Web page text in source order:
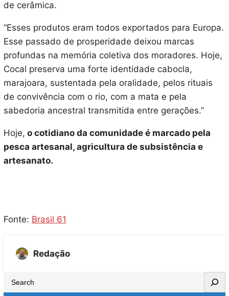
de cerâmica.
“Esses produtos eram todos exportados para Europa.
Esse passado de prosperidade deixou marcas
profundas na memória coletiva dos moradores. Hoje,
Cocal preserva uma forte identidade cabocla,
marajoara, sustentada pela oralidade, pelos rituais
de convivência com o rio, com a mata e pela
sabedoria ancestral transmitida entre gerações.”
Hoje, o cotidiano da comunidade é marcado pela
pesca artesanal, agricultura de subsistência e
artesanato.
Fonte: Brasil 61
Redação
e